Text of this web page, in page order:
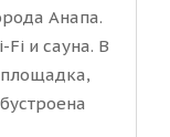
Анапа.
Fi и сауна. В
площадка,